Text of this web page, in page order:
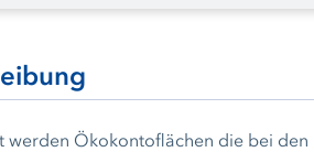
werden Ökokontoflächen die bei